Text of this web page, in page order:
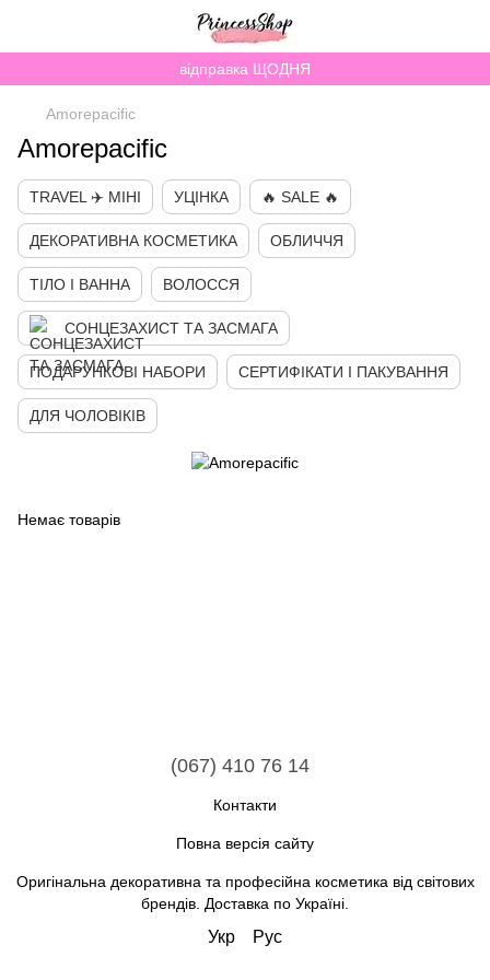
відправка ЩОДНЯ
Amorepacific
Amorepacific
TRAVEL ✈️ МІНІ УЦІНКА 🔥 SALE 🔥
ДЕКОРАТИВНА КОСМЕТИКА ОБЛИЧЧЯ
ТІЛО І ВАННА ВОЛОССЯ
СОНЦЕЗАХИСТ ТА ЗАСМАГА
ПОДАРУНКОВІ НАБОРИ СЕРТИФІКАТИ І ПАКУВАННЯ
ДЛЯ ЧОЛОВІКІВ
Немає товарів
(067) 410 76 14
Контакти
Повна версія сайту
Оригінальна декоративна та професійна косметика від світових
брендів. Доставка по Україні.
Укр Рус